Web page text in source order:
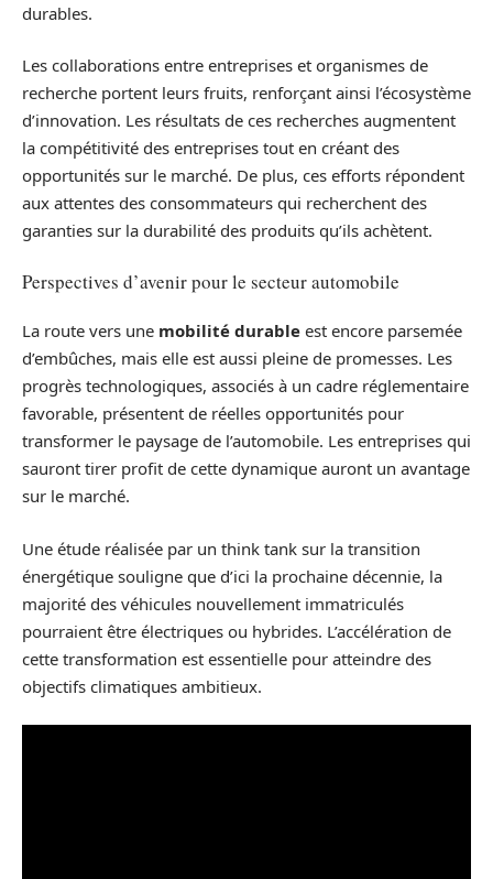
durables.
Les collaborations entre entreprises et organismes de
recherche portent leurs fruits, renforçant ainsi l’écosystème
d’innovation. Les résultats de ces recherches augmentent
la compétitivité des entreprises tout en créant des
opportunités sur le marché. De plus, ces efforts répondent
aux attentes des consommateurs qui recherchent des
garanties sur la durabilité des produits qu’ils achètent.
Perspectives d’avenir pour le secteur automobile
La route vers une mobilité durable est encore parsemée
d’embûches, mais elle est aussi pleine de promesses. Les
progrès technologiques, associés à un cadre réglementaire
favorable, présentent de réelles opportunités pour
transformer le paysage de l’automobile. Les entreprises qui
sauront tirer profit de cette dynamique auront un avantage
sur le marché.
Une étude réalisée par un think tank sur la transition
énergétique souligne que d’ici la prochaine décennie, la
majorité des véhicules nouvellement immatriculés
pourraient être électriques ou hybrides. L’accélération de
cette transformation est essentielle pour atteindre des
objectifs climatiques ambitieux.